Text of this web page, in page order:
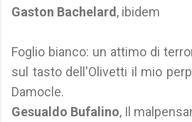
Gaston Bachelard , ibidem
Foglio bianco: un attimo di
sul tasto dell'Olivetti il mio
Damocle.
Gesualdo Bufalino, Il